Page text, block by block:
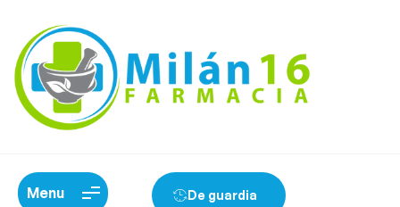
Menu De guardia